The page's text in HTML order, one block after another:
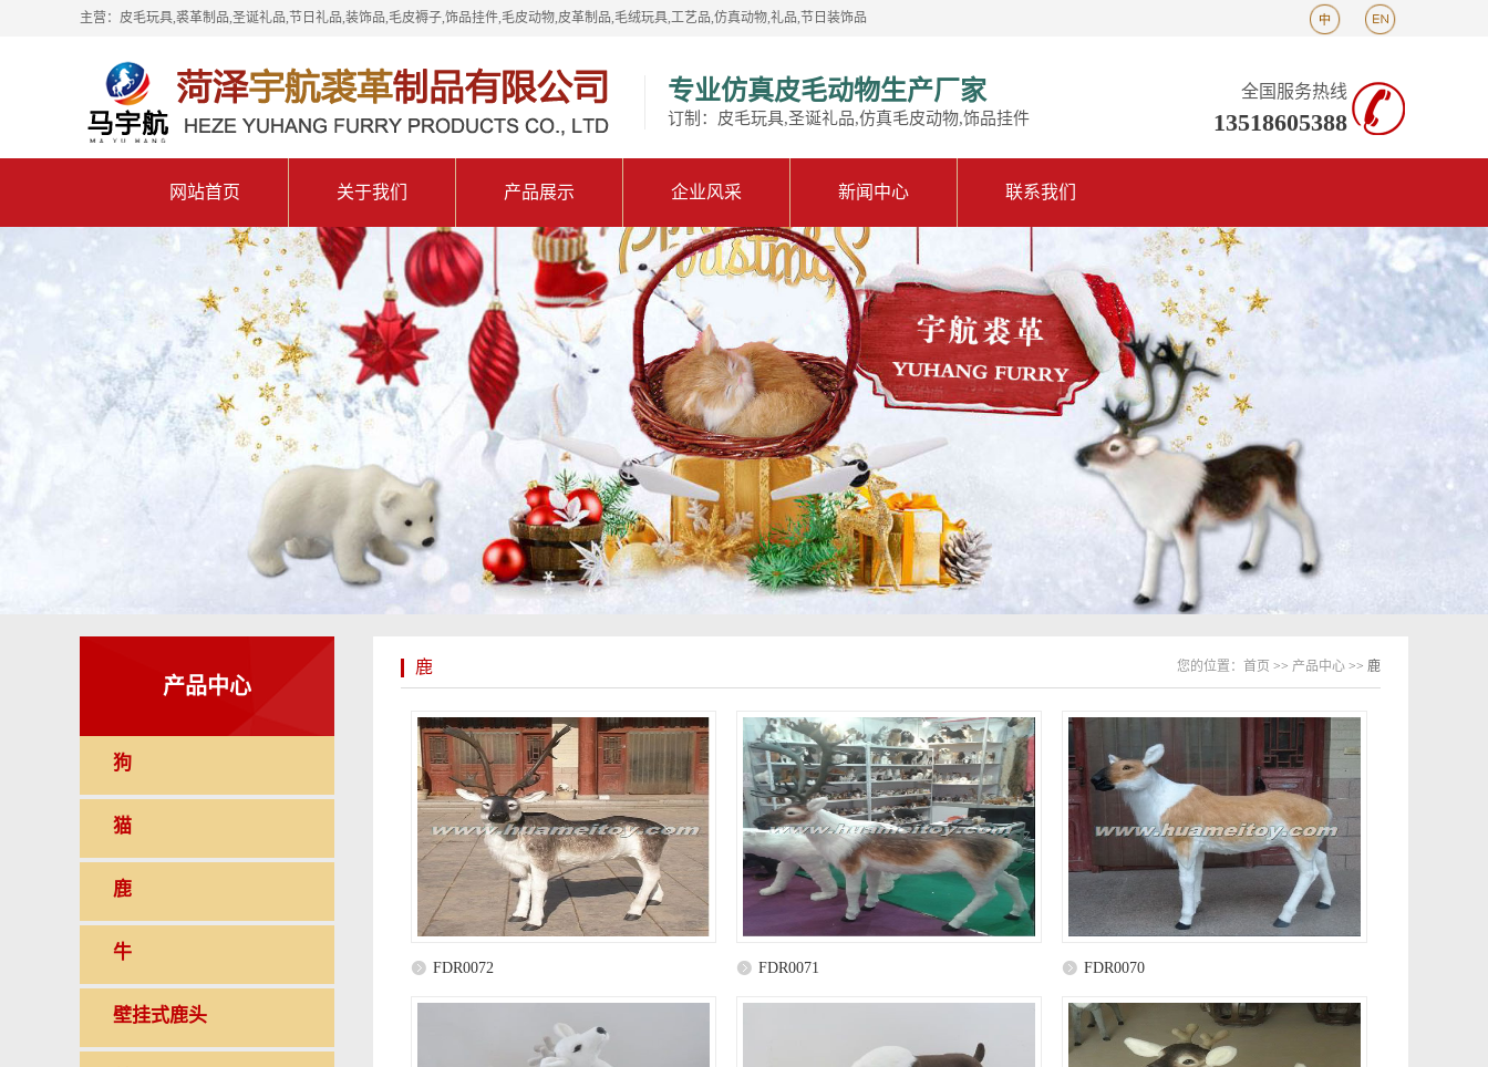
主营：皮毛玩具,裘革制品,圣诞礼品,节日礼品,装饰品,毛皮褥子,饰品挂件,毛皮动物,皮革制品,毛绒玩具,工艺品,仿真动物,礼品,节日装饰品
专业仿真皮毛动物生产厂家
订制：皮毛玩具,圣诞礼品,仿真毛皮动物,饰品挂件
全国服务热线
13518605388
网站首页 关于我们 产品展示 企业风采 新闻中心 联系我们
产品中心
狗
猫
鹿
牛
壁挂式鹿头
鹿 您的位置： 首页 >> 产品中心 >> 鹿
FDR0072 FDR0071 FDR0070